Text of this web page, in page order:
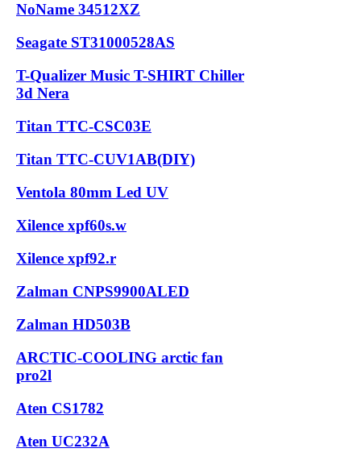
NoName 34512XZ
Seagate ST31000528AS
T-Qualizer Music T-SHIRT Chiller
3d Nera
Titan TTC-CSC03E
Titan TTC-CUV1AB(DIY)
Ventola 80mm Led UV
Xilence xpf60s.w
Xilence xpf92.r
Zalman CNPS9900ALED
Zalman HD503B
ARCTIC-COOLING arctic fan
pro2l
Aten CS1782
Aten UC232A